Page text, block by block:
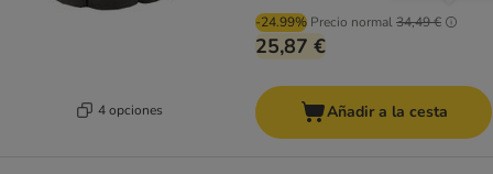
4 opciones
-24.99% Precio normal34,49 €
25,87 €
Añadir a la cesta